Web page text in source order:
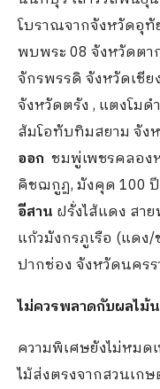
โบราณจากจังหวัดอุทั
พบพระ 08 จังหวัดต
จักรพรรดิ จังหวัดเชีย
จังหวัดตรัง , แตงโมด
ส้มโอทับทิมสยาม จัง
ออก ชมพู่เพชรคลอง
คิชฌกูฏ, มังคุด 100
อีสาน ฝรั่งไส้แดง สา
แก้วมังกรภูเรือ (แดง
ปากช่อง จังหวัดนคร
ไม่ควรพลาดกับผลไม้
ความพิเศษยังไม่หมด
ไม้ส่งตรงจากสวนเก